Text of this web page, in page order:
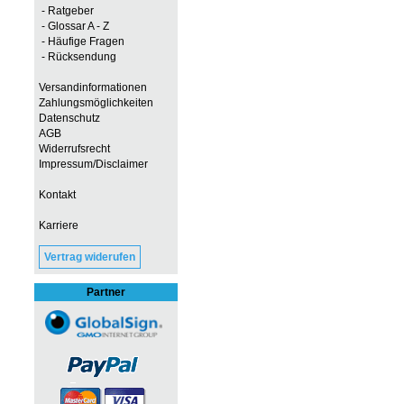
- Ratgeber
- Glossar A - Z
- Häufige Fragen
- Rücksendung
Versandinformationen
Zahlungsmöglichkeiten
Datenschutz
AGB
Widerrufsrecht
Impressum/Disclaimer
Kontakt
Karriere
Vertrag widerufen
Partner